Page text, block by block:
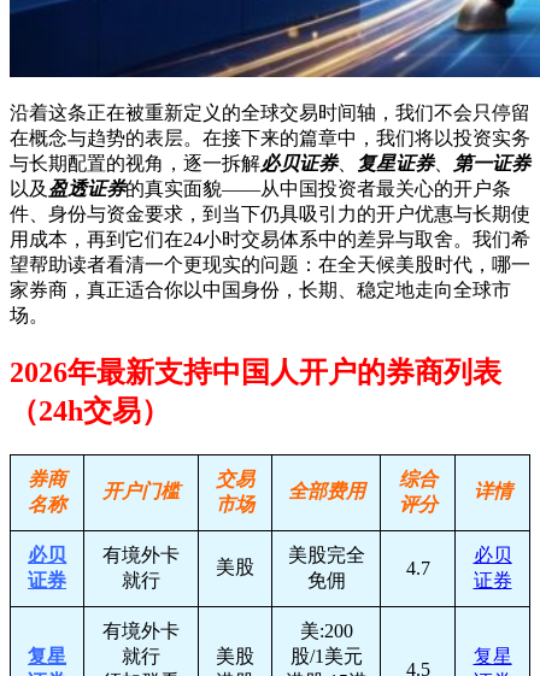
沿着这条正在被重新定义的全球交易时间轴，我们不会只停留
在概念与趋势的表层。在接下来的篇章中，我们将以投资实务
与长期配置的视角，逐一拆解必贝证券、 复星证券、
第一证券
以及 盈透证券的真实面貌——从中国投资者最关心的开户条
件、身份与资金要求，到当下仍具吸引力的开户优惠与长期使
用成本，再到它们在24小时交易体系中的差异与取舍。我们希
望帮助读者看清一个更现实的问题：在全天候美股时代，哪一
家券商，真正适合你以中国身份，长期、稳定地走向全球市
场。
2026年最新支持中国人开户的券商列表
（24h交易）
券商
名称
开户门槛
交易
市场
全部费用
综合
评分
详情
必贝
证券
有境外卡
就行
美股
美股完全
免佣
4.7
必贝
证券
复星
有境外卡
就行
美股
美:200
股/1美元
4.5
复星